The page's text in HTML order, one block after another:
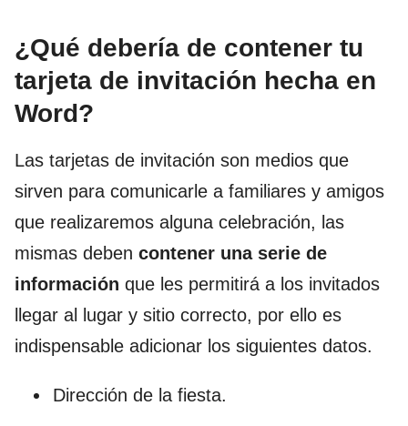
¿Qué debería de contener tu
tarjeta de invitación hecha en
Word?
Las tarjetas de invitación son medios que
sirven para comunicarle a familiares y amigos
que realizaremos alguna celebración, las
mismas deben contener una serie de
información que les permitirá a los invitados
llegar al lugar y sitio correcto, por ello es
indispensable adicionar los siguientes datos.
Dirección de la fiesta.